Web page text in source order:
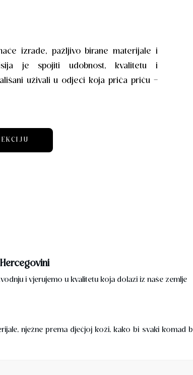
izrade, pažljivo birane materijale i
je spojiti udobnost, kvalitetu i
uživali u odjeći koja priča priču –
i vjerujemo u kvalitetu koja dolazi iz naše zemlje
nježne prema dječjoj koži, kako bi svaki komad